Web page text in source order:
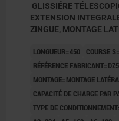
GLISSIÉRE
EXTENSION
ZINGUE, MONTAGE
LONGUEUR=450
COURSE
RÉFÉRENCE
MONTAGE=MONTAGE
CAPACITÉ DE CHARGE PAR
TYPE DE